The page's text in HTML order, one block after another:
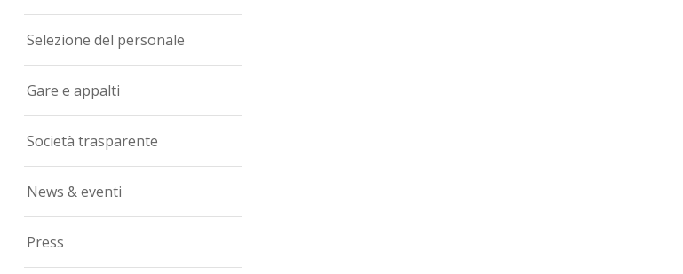
Selezione del personale
Gare e appalti
Società trasparente
News & eventi
Press